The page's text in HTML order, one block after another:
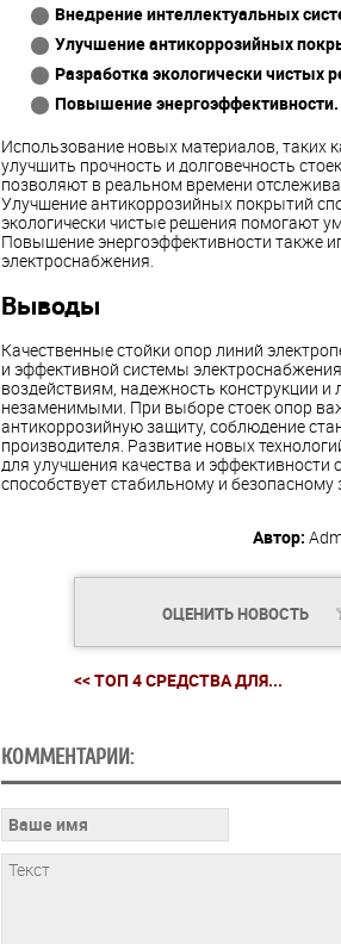
Внедрение интеллектуальных
Улучшение антикоррозийных
Разработка экологически чистых
Повышение энергоэффективности.
Использование новых материалов, таких
улучшить прочность и долговечность
позволяют в реальном времени
Улучшение антикоррозийных покрытий
экологически чистые решения помогают
Повышение энергоэффективности также
электроснабжения.
Выводы
Качественные стойки опор линий
и эффективной системы
воздействиям, надежность конструкции
незаменимыми. При выборе стоек опор
антикоррозийную защиту, соблюдение
производителя. Развитие новых
для улучшения качества и эффективности
способствует стабильному и
Автор:
ОЦЕНИТЬ НОВОСТЬ
<< ТОП 4 СРЕДСТВА ДЛЯ...
КОММЕНТАРИИ: